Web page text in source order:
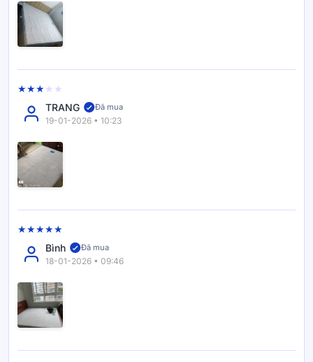
TRANG Đã mua
19-01-2026 • 10:23
Bình Đã mua
18-01-2026 • 09:46